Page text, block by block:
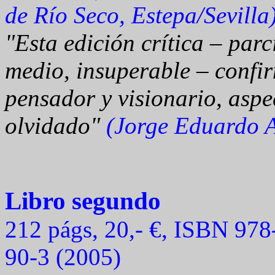
de Río Seco, Estepa/
"Esta edición crítica –
medio, insuperable –
pensador y visionario,
olvidado" (Jorge Eduardo
Libro segundo
212 págs, 20,- €, ISBN
90-3 (2005)